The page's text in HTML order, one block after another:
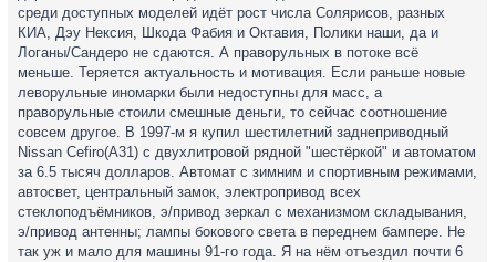
среди доступных моделей идёт рост числа Солярисов, разных
КИА, Дэу Нексия, Шкода Фабия и Октавия, Полики наши, да и
Логаны/Сандеро не сдаются. А праворульных в потоке всё
меньше. Теряется актуальность и мотивация. Если раньше новые
леворульные иномарки были недоступны для масс, а
праворульные стоили смешные деньги, то сейчас соотношение
совсем другое. В 1997-м я купил шестилетний заднеприводный
Nissan Cefiro(A31) с двухлитровой рядной "шестёркой" и автоматом
за 6.5 тысяч долларов. Автомат с зимним и спортивным режимами,
автосвет, центральный замок, электропривод всех
стеклоподъёмников, э/привод зеркал с механизмом складывания,
э/привод антенны; лампы бокового света в переднем бампере. Не
так уж и мало для машины 91-го года. Я на нём отъездил почти 6